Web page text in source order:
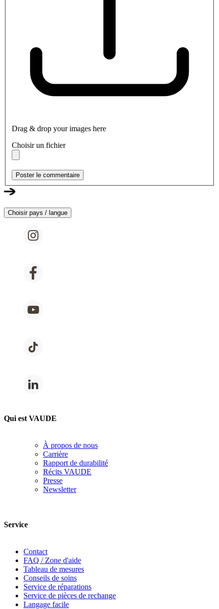
Drag & drop your images here
Choisir un fichier
Poster le commentaire
Choisir pays / langue
Qui est VAUDE
À propos de nous
Carrière
Rapport de durabilité
Récits VAUDE
Presse
Newsletter
Service
Contact
FAQ / Zone d'aide
Tableau de mesures
Conseils de soins
Service de réparations
Service de pièces de rechange
Langage facile